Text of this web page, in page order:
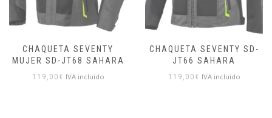
CHAQUETA SEVENTY SD-
JT66 SAHARA
119,00€ IVA incluido
CHAQUETA CORDURA
1UP4D SPHINX
119,90€ IVA incluido